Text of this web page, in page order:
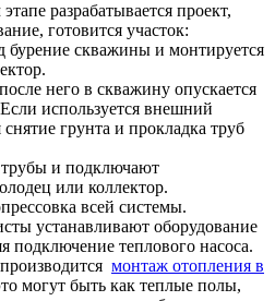
разрабатывается проект,
готовится участок:
бурение скважины и монтируется
него в скважину опускается
используется внешний
грунта и прокладка труб
и подключают
или коллектор.
всей системы.
устанавливают оборудование
подключение теплового насоса.
монтаж отопления в
могут быть как теплые полы,